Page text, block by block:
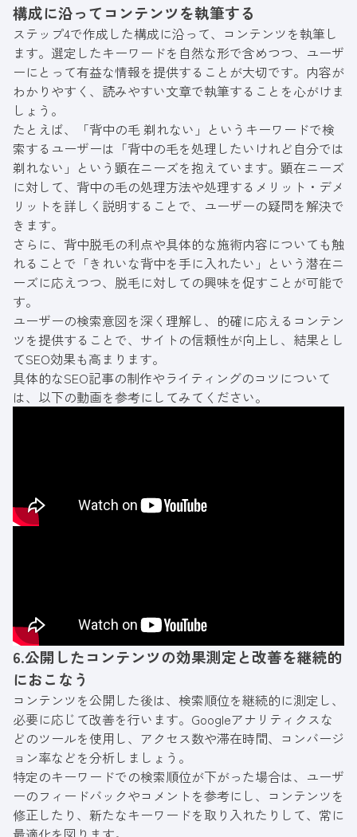
構成に沿ってコンテンツを執筆する
ステップ4で作成した構成に沿って、コンテンツを執筆し
ます。選定したキーワードを自然な形で含めつつ、ユーザ
ーにとって有益な情報を提供することが大切です。内容が
わかりやすく、読みやすい文章で執筆することを心がけま
しょう。
たとえば、「背中の毛 剃れない」というキーワードで検
索するユーザーは「背中の毛を処理したいけれど自分では
剃れない」という顕在ニーズを抱えています。顕在ニーズ
に対して、背中の毛の処理方法や処理するメリット・デメ
リットを詳しく説明することで、ユーザーの疑問を解決で
きます。
さらに、背中脱毛の利点や具体的な施術内容についても触
れることで「きれいな背中を手に入れたい」という潜在ニ
ーズに応えつつ、脱毛に対しての興味を促すことが可能で
す。
ユーザーの検索意図を深く理解し、的確に応えるコンテン
ツを提供することで、サイトの信頼性が向上し、結果とし
てSEO効果も高まります。
具体的なSEO記事の制作やライティングのコツについて
は、以下の動画を参考にしてみてください。
6.公開したコンテンツの効果測定と改善を継続的
におこなう
コンテンツを公開した後は、検索順位を継続的に測定し、
必要に応じて改善を行います。Googleアナリティクスな
どのツールを使用し、アクセス数や滞在時間、コンバージ
ョン率などを分析しましょう。
特定のキーワードでの検索順位が下がった場合は、ユーザ
ーのフィードバックやコメントを参考にし、コンテンツを
修正したり、新たなキーワードを取り入れたりして、常に